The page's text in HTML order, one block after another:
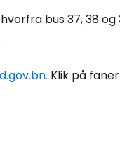
bus 37, 38
Klik på